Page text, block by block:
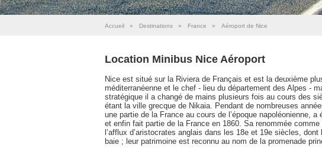
Accueil » Destinations » France » Aéroport de Nice
Location Minibus Nice Aéroport
Nice est situé sur la Riviera de Français et est la deuxième
méditerranéenne et le chef - lieu du département des Alpes -
stratégique il a changé de mains plusieurs fois au cours des
étant la ville grecque de Nikaia. Pendant de nombreuses
une partie de la France au cours de l’époque napoléonienne,
et enfin fait partie de la France en 1860. Sa renommée
l’afflux d’aristocrates anglais dans les 18e et 19e siècles,
baie ; leur patrimoine est reconnu au nom de la promenade